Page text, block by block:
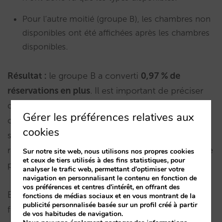
Pour l’autre moitié (groupe B), les chambres non
disponibles ont été affichées après les chambres
disponibles.
Résultat : le groupe B a converti 0,97 % de
réservations en plus. Il est important de préciser
qu’il s’agit d’une augmentation de 1 % de la
conversion, et non d’un point de pourcentage
supplémentaire (passer de 4 % à 5 %), ce qui
représenterait 20 %. Un 1 % supplémentaire signifie
presque1 % de ventes en plus via votre site web
En complément, l’effet positif est quatre fois plus
fort surdesktopque sur mobile.
Gérer les préférences relatives aux
cookies
Sur notre site web, nous utilisons nos propres cookies
et ceux de tiers utilisés à des fins statistiques, pour
analyser le trafic web, permettant d'optimiser votre
navigation en personnalisant le contenu en fonction de
vos préférences et centres d'intérêt, en offrant des
fonctions de médias sociaux et en vous montrant de la
publicité personnalisée basée sur un profil créé à partir
de vos habitudes de navigation.